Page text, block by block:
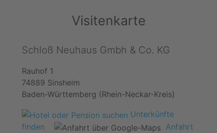
Visitenkarte
Schloß Neuhaus Gmbh & Co. KG
Rauhof 1
74889 Sinsheim
Baden-Württemberg (Rhein-Neckar-Kreis)
Unterkünfte
finden
Anfahrt